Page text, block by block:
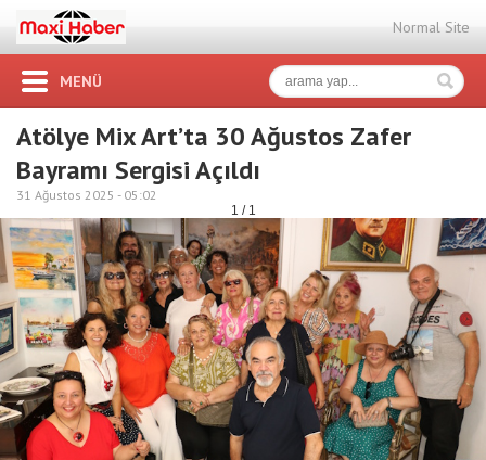
Normal Site
MENÜ
Atölye Mix Art’ta 30 Ağustos Zafer
Bayramı Sergisi Açıldı
31 Ağustos 2025 - 05:02
1 / 1